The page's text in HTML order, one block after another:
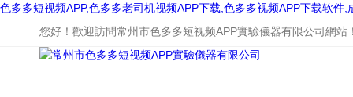
色多多短视频APP,色多多老司机视频APP下载,色多多视频APP下载软件,
您好！歡迎訪問常州市色多多短视频APP實驗儀器有限公司網站